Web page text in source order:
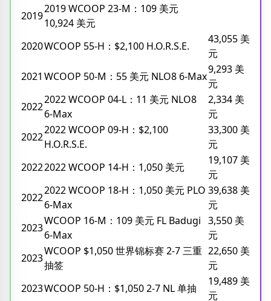
2019
2019 WCOOP 23-M：109 美元
10,924 美元
2020WCOOP 55-H：$2,100 H.O.R.S.E.
43,055 美
元
2021 WCOOP 50-M：55 美元 NLO8 6-Max
9,293 美
元
2022
2022 WCOOP 04-L：11 美元 NLO8
6-Max
2,334 美
元
2022
2022 WCOOP 09-H：$2,100
H.O.R.S.E.
33,300 美
元
20222022 WCOOP 14-H：1,050 美元
19,107 美
元
2022
2022 WCOOP 18-H：1,050 美元 PLO
6-Max
39,638 美
元
2023
WCOOP 16-M：109 美元 FL Badugi
6-Max
3,550 美
元
2023
WCOOP $1,050 世界锦标赛 2-7 三重
抽签
22,650 美
元
2023WCOOP 50-H：$1,050 2-7 NL 单抽
19,489 美
元